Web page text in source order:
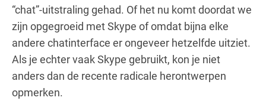
“chat”-uitstraling gehad. Of het nu komt doordat we
zijn opgegroeid met Skype of omdat bijna elke
andere chatinterface er ongeveer hetzelfde uitziet.
Als je echter vaak Skype gebruikt, kon je niet
anders dan de recente radicale herontwerpen
opmerken.